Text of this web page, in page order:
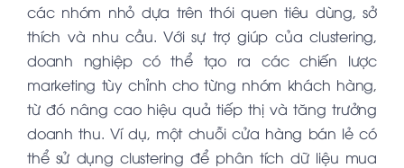
các nhóm nhỏ dựa trên thói quen tiêu dùng, sở
thích và nhu cầu. Với sự trợ giúp của clustering,
doanh nghiệp có thể tạo ra các chiến lược
marketing tùy chỉnh cho từng nhóm khách hàng,
từ đó nâng cao hiệu quả tiếp thị và tăng trưởng
doanh thu. Ví dụ, một chuỗi cửa hàng bán lẻ có
thể sử dụng clustering để phân tích dữ liệu mua